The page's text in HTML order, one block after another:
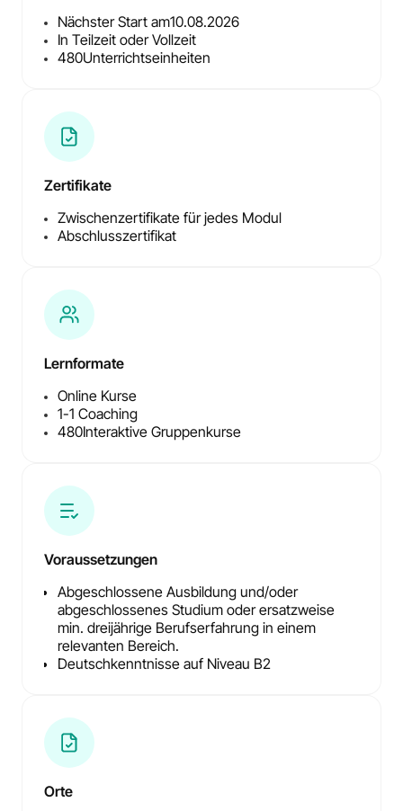
Nächster Start am10.08.2026
In Teilzeit oder Vollzeit
480Unterrichtseinheiten
Zertifikate
Zwischenzertifikate für jedes Modul
Abschlusszertifikat
Lernformate
Online Kurse
1-1 Coaching
480Interaktive Gruppenkurse
Voraussetzungen
Abgeschlossene Ausbildung und/oder
abgeschlossenes Studium oder ersatzweise
min. dreijährige Berufserfahrung in einem
relevanten Bereich.
Deutschkenntnisse auf Niveau B2
Orte